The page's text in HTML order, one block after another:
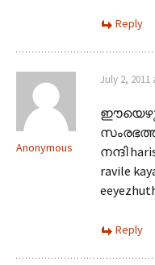
Reply
Anonymous
July 2, 2011
നന്ദി
ravile
Reply